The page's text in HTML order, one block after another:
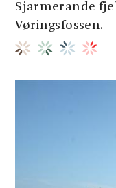
Sjarmerande
Vøringsfossen.